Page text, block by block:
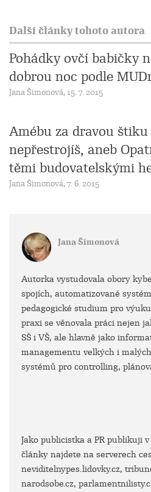
Další články tohoto autora
Pohádky ovčí babičky
dobrou noc podle
Jana Šimonová, 15. 7. 2015
Amébu za dravou štiku
nepřestrojíš, aneb
těmi budovatelskými
Jana Šimonová, 7. 6. 2015
Jana Šimonová
Autorka vystudovala obory
spojích, automatizované
pedagogické studium pro
praxi se věnovala práci nejen
SŠ i VŠ, ale hlavně jako
managementu velkých i
systémů pro controlling,
Jako publicistka a PR publikuji
články najdete na serverech
neviditelnypes.lidovky.cz,
narodsobe.cz,